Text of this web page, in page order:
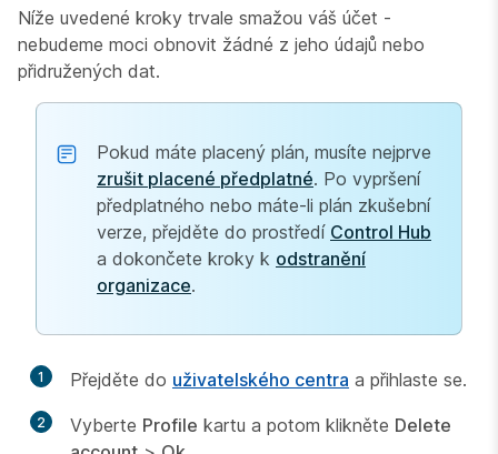
Níže uvedené kroky trvale smažou váš účet -
nebudeme moci obnovit žádné z jeho údajů nebo
přidružených dat.
Pokud máte placený plán, musíte nejprve
zrušit placené předplatné. Po vypršení
předplatného nebo máte-li plán zkušební
verze, přejděte do prostředí Control Hub
a dokončete kroky k odstranění
organizace.
1 Přejděte do uživatelského centra a přihlaste se.
2 Vyberte Profile kartu a potom klikněte Delete